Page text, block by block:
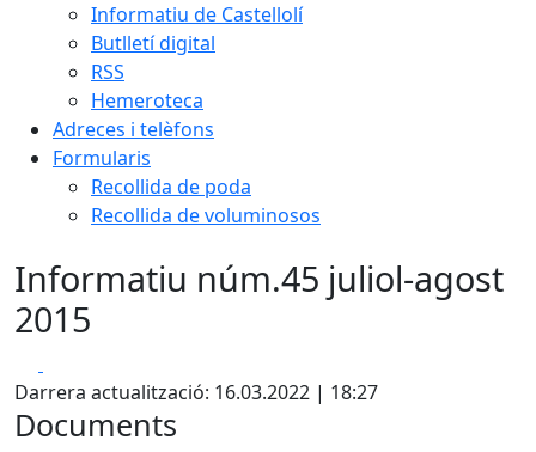
Informatiu de Castellolí
Butlletí digital
RSS
Hemeroteca
Adreces i telèfons
Formularis
Recollida de poda
Recollida de voluminosos
Informatiu núm.45 juliol-agost
2015
Darrera actualització: 16.03.2022 | 18:27
Documents